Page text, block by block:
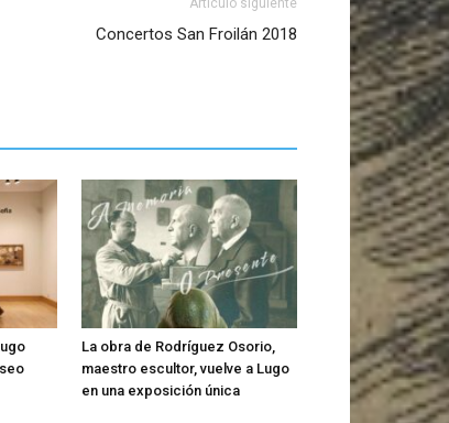
Artículo siguiente
Concertos San Froilán 2018
La obra de Rodríguez Osorio,
maestro escultor, vuelve a Lugo
en una exposición única